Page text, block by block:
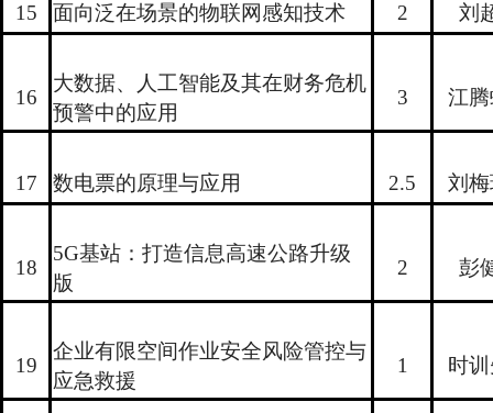
15 面向泛在场景的物联网感知技术 2 刘
16
大数据、人工智能及其在财务危机
预警中的应用
3 江
17 数电票的原理与应用 2.5 刘
18
5G基站：打造信息高速公路升级
版
2 彭
19
企业有限空间作业安全风险管控与
应急救援
1 时